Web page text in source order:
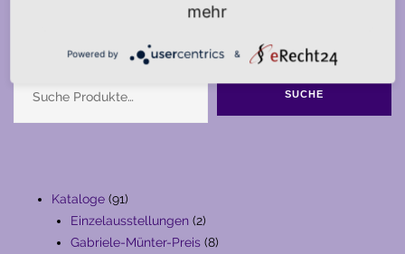
SUCHE
Kataloge 9191
Produkte
Einzelausstellungen 22
Produkte
Gabriele-Münter-Preis 88
mehr
Powered by &